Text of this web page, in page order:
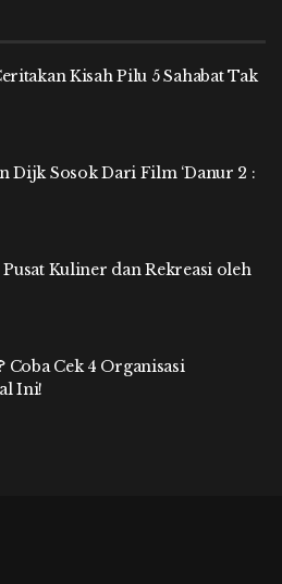
Kisah Pilu 5 Sahabat Tak
Dijk Sosok Dari Film ‘Danur 2 :
Kuliner dan Rekreasi oleh
Coba Cek 4 Organisasi
Ini!